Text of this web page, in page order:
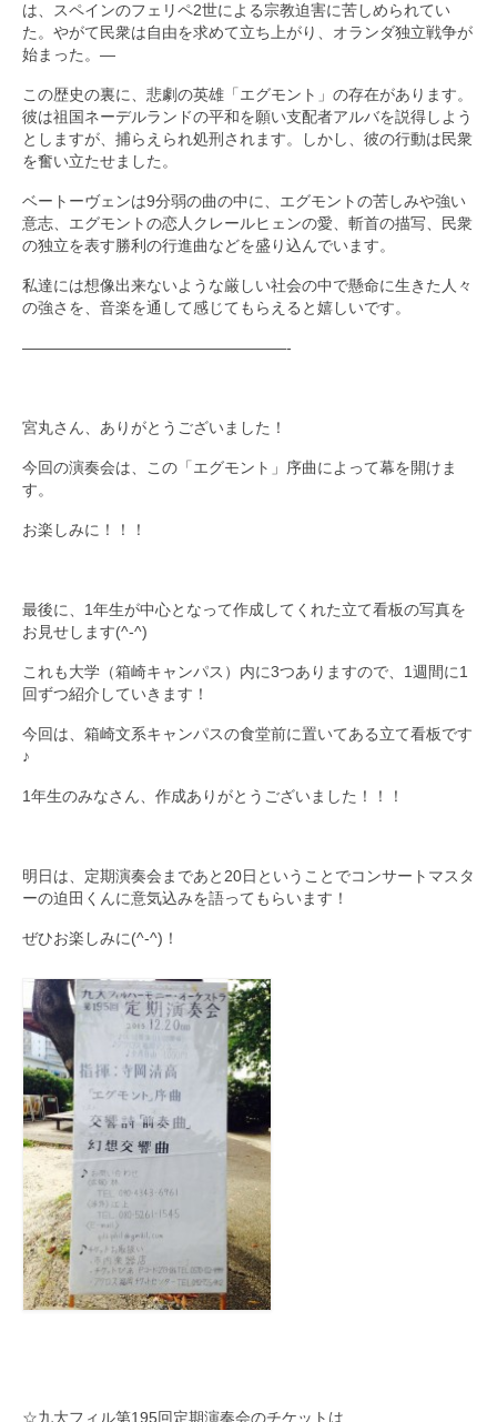
は、 スペインのフェリペ2世による宗教迫害に苦しめられてい
た。 やがて民衆は自由を求めて立ち上がり、 オランダ独立戦争が
始まった。―
この歴史の裏に、悲劇の英雄「エグモント」の存在があります。
彼は祖国ネーデルランドの平和を願い支配者アルバを説得しよう
と しますが、捕らえられ処刑されます。しかし、 彼の行動は民衆
を奮い立たせました。
ベートーヴェンは9分弱の曲の中に、 エグモントの苦しみや強い
意志、 エグモントの恋人クレールヒェンの愛、斬首の描写、 民衆
の独立を表す勝利の行進曲などを盛り込んでいます。
私達には想像出来ないような厳しい社会の中で懸命に生きた人々
の強さを、音楽を通して感じてもらえると嬉しいです。
—————————————————-
宮丸さん、ありがとうございました！
今回の演奏会は、この「エグモント」序曲によって幕を開けま
す。
お楽しみに！！！
最後に、1年生が中心となって作成してくれた立て看板の写真を
お見せします(^-^)
これも大学（箱崎キャンパス）内に3つありますので、1週間に1
回ずつ紹介していきます！
今回は、箱崎文系キャンパスの食堂前に置いてある立て看板です
♪
1年生のみなさん、作成ありがとうございました！！！
明日は、定期演奏会まであと20日ということでコンサートマスタ
ーの迫田くんに意気込みを語ってもらいます！
ぜひお楽しみに(^-^)！
☆九大フィル第195回定期演奏会のチケットは